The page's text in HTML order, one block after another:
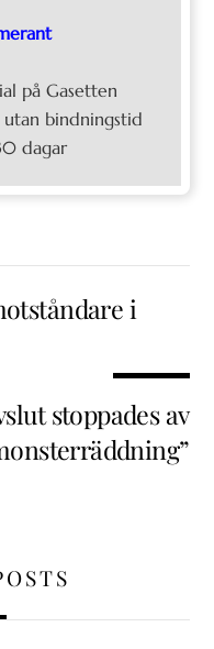
på Gasetten
bindningstid
dagar
i
stoppades av